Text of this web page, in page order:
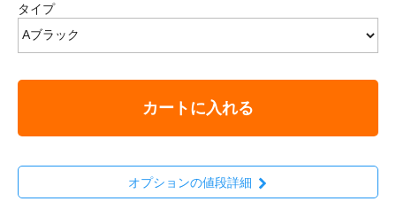
タイプ
カートに入れる
オプションの値段詳細